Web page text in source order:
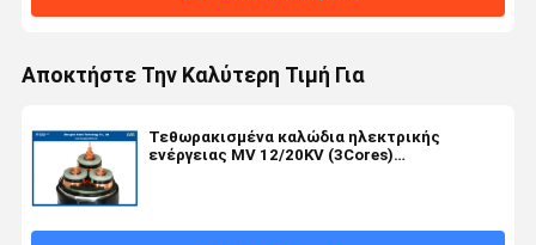
Αποκτήστε Την Καλύτερη Τιμή Για
Τεθωρακισμένα καλώδια ηλεκτρικής
ενέργειας MV 12/20KV (3Cores)